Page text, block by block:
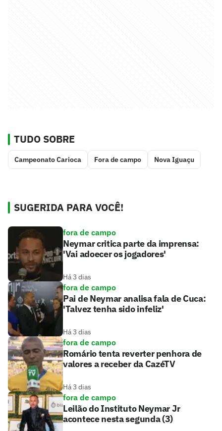
TUDO SOBRE
Campeonato Carioca Fora de campo Nova Iguaçu
SUGERIDA PARA VOCÊ!
fora de campo
Neymar critica parte da imprensa:
'Vai adoecer os jogadores'
Há 3 dias
fora de campo
Pai de Neymar analisa fala de Cuca:
'Talvez tenha sido infeliz'
Há 3 dias
fora de campo
Romário tenta reverter penhora de
valores a receber da CazéTV
Há 3 dias
fora de campo
Leilão do Instituto Neymar Jr
acontece nesta segunda (3)